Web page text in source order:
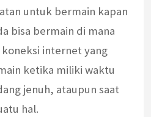
untuk bermain kapan
bisa bermain di mana
internet yang
ketika miliki waktu
jenuh, ataupun saat
hal.